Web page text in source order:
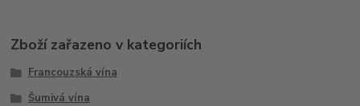
Zboží zařazeno v kategoriích
Francouzská vína
Šumivá vína